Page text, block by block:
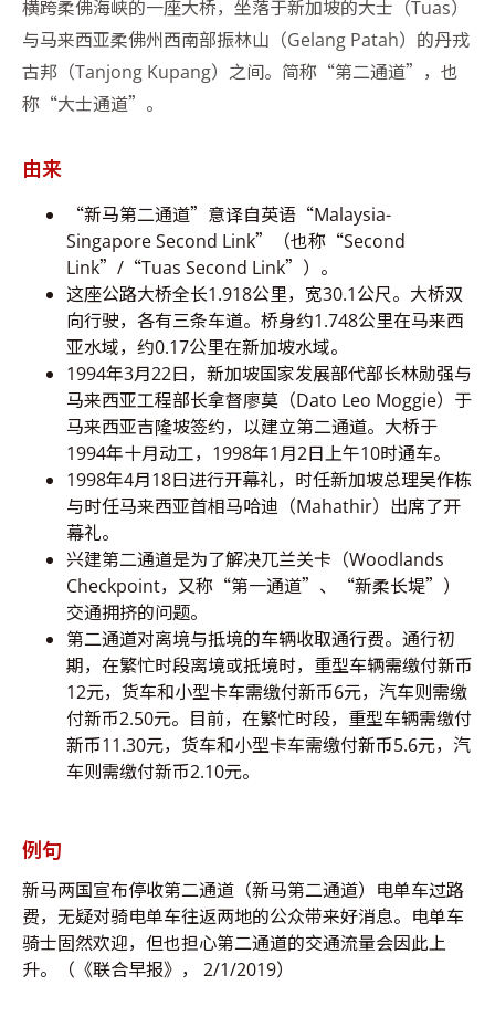
横跨柔佛海峡的一座大桥，坐落于新加坡的大士（Tuas）
与马来西亚柔佛州西南部振林山（Gelang Patah）的丹戎
古邦（Tanjong Kupang）之间。简称“第二通道”，也
称“大士通道”。
由来
“新马第二通道”意译自英语“Malaysia-
Singapore Second Link”（也称“Second
Link”/“Tuas Second Link”）。
这座公路大桥全长1.918公里，宽30.1公尺。大桥双
向行驶，各有三条车道。桥身约1.748公里在马来西
亚水域，约0.17公里在新加坡水域。
1994年3月22日，新加坡国家发展部代部长林勋强与
马来西亚工程部长拿督廖莫（Dato Leo Moggie）于
马来西亚吉隆坡签约，以建立第二通道。大桥于
1994年十月动工，1998年1月2日上午10时通车。
1998年4月18日进行开幕礼，时任新加坡总理吴作栋
与时任马来西亚首相马哈迪（Mahathir）出席了开
幕礼。
兴建第二通道是为了解决兀兰关卡（Woodlands
Checkpoint，又称“第一通道”、“新柔长堤”）
交通拥挤的问题。
第二通道对离境与抵境的车辆收取通行费。通行初
期，在繁忙时段离境或抵境时，重型车辆需缴付新币
12元，货车和小型卡车需缴付新币6元，汽车则需缴
付新币2.50元。目前，在繁忙时段，重型车辆需缴付
新币11.30元，货车和小型卡车需缴付新币5.6元，汽
车则需缴付新币2.10元。
例句
新马两国宣布停收第二通道（新马第二通道）电单车过路
费，无疑对骑电单车往返两地的公众带来好消息。电单车
骑士固然欢迎，但也担心第二通道的交通流量会因此上
升。（《联合早报》， 2/1/2019）